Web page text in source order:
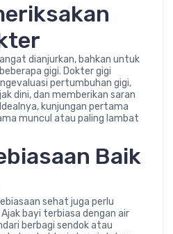
dianjurkan, bahkan untuk
gigi. Dokter gigi
pertumbuhan gigi,
dini, dan memberikan saran
kunjungan pertama
muncul atau paling lambat
Baik
sehat juga perlu
bayi terbiasa dengan air
berbagi sendok atau